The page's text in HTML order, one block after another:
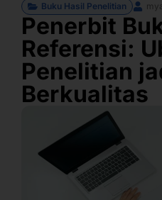
Buku Hasil Penelitian
Penerbit
Referensi:
Penelitian
Berkualitas